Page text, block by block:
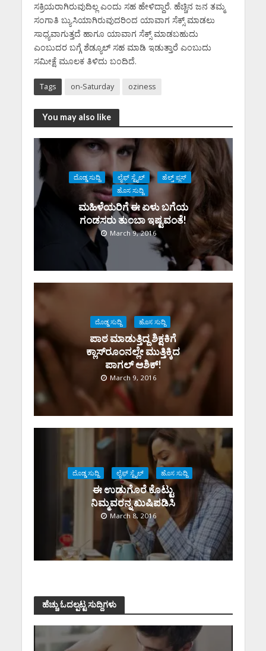
ಸಕ್ರಿಯರಾಗಿರುವುದಿಲ್ಲ ಎಂದು ಸಹ ಹೇಳಿದ್ದಾರೆ. ಹೆಚ್ಚಿನ ಜನ ತಮ್ಮ
ಸಂಗಾತಿ ಬ್ಯುಸಿಯಾಗಿರುವುದರಿಂದ ಯಾವಾಗ ಸೆಕ್ಸ್‌ ಮಾಡಲು
ಸಾಧ್ಯವಾಗುತ್ತದೆ ಹಾಗೂ ಯಾವಾಗ ಸೆಕ್ಸ್ ಮಾಡಬಹುದು
ಎಂಬುದರ ಬಗ್ಗೆ ಶೆಡ್ಯೂಲ್‌ ಸಹ ಮಾಡಿ ಇಡುತ್ತಾರೆ ಎಂಬುದು
ಸಮೀಕ್ಷೆ ಮೂಲಕ ತಿಳಿದು ಬಂದಿದೆ.
Tags on-Saturday oziness
You may also like
ದೊಡ್ಡ ಸುದ್ದಿ ಲೈಫ್ ಸ್ಟೈಲ್
ಹೆಲ್ತ್ ಪ್ಲಸ್
ಹೊಸ ಸುದ್ದಿ
ಮಹಿಳೆಯರಿಗೆ ಈ ಏಳು ಬಗೆಯ
ಗಂಡಸರು ತುಂಬಾ ಇಷ್ಟವಂತೆ!
March 9, 2016
ದೊಡ್ಡ ಸುದ್ದಿ ಹೊಸ ಸುದ್ದಿ
ಪಾಠ ಮಾಡುತ್ತಿದ್ದ ಶಿಕ್ಷಕಿಗೆ
ಕ್ಲಾಸ್‌‌‌ರೂಂನಲ್ಲೇ ಮುತ್ತಿಕ್ಕಿದ
ಪಾಗಲ್ ಆಶಿಕ್!
March 9, 2016
ದೊಡ್ಡ ಸುದ್ದಿ ಲೈಫ್ ಸ್ಟೈಲ್ ಹೊಸ ಸುದ್ದಿ
ಈ ಉಡುಗೊರೆ ಕೊಟ್ಟು
ನಿಮ್ಮವರನ್ನ ಖುಷಿಪಡಿಸಿ
March 8, 2016
ಹೆಚ್ಚು ಓದಲ್ಪಟ್ಟ ಸುದ್ದಿಗಳು